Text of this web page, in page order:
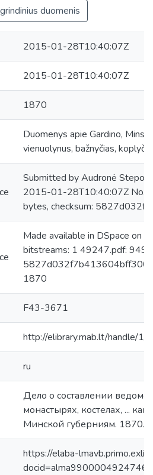
duomenis
2015-01-28T10:40:07Z
2015-01-28T10:40:07Z
1870
Duomenys apie Gardino,
vienuolynus, bažnyčias,
Submitted by Audronė
2015-01-28T10:40:07Z No.
bytes, checksum:
Made available in DSpace on
bitstreams: 1 49247.pdf:
1870
F43-3671
http://elibrary.mab.lt/handle/1/
ru
Дело о составлении
монастырях, костелах, ...
Минской губерниям. 1870.
https://elaba-